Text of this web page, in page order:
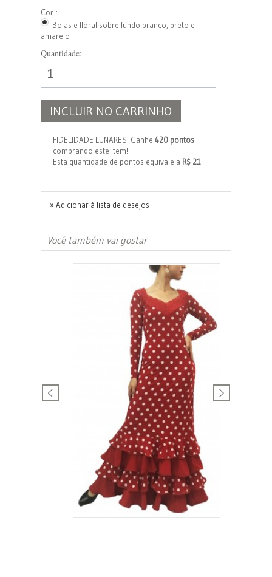
Cor :
Bolas e floral sobre fundo branco, preto e
amarelo
Quantidade:
INCLUIR NO CARRINHO
FIDELIDADE LUNARES: Ganhe 420 pontos
comprando este item!
Esta quantidade de pontos equivale a R$ 21
» Adicionar à lista de desejos
Você também vai gostar